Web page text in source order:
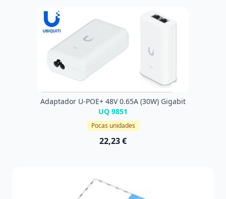
Adaptador U-POE+ 48V 0.65A (30W) Gigabit
UQ 9851
Pocas unidades
22,23 €